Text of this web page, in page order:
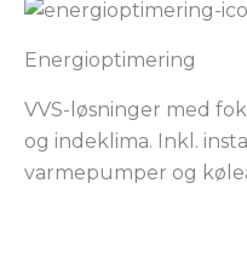
Energioptimering
VVS-løsninger med
og indeklima. Inkl.
varmepumper og